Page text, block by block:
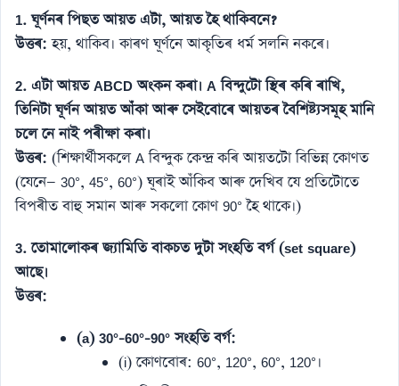
1. ঘূৰ্ণনৰ পিছত আয়ত এটা, আয়ত হৈ থাকিবনে?
উত্তৰ: হয়, থাকিব। কাৰণ ঘূৰ্ণনে আকৃতিৰ ধৰ্ম সলনি নকৰে।
2. এটা আয়ত ABCD অংকন কৰা। A বিন্দুটো স্থিৰ কৰি ৰাখি,
তিনিটা ঘূৰ্ণন আয়ত আঁকা আৰু সেইবোৰে আয়তৰ বৈশিষ্ট্যসমূহ মানি
চলে নে নাই পৰীক্ষা কৰা।
উত্তৰ: (শিক্ষাৰ্থীসকলে A বিন্দুক কেন্দ্ৰ কৰি আয়তটো বিভিন্ন কোণত
(যেনে— 30°, 45°, 60°) ঘূৰাই আঁকিব আৰু দেখিব যে প্ৰতিটোতে
বিপৰীত বাহু সমান আৰু সকলো কোণ 90° হৈ থাকে।)
3. তোমালোকৰ জ্যামিতি বাকচত দুটা সংহতি বৰ্গ (set square)
আছে।
উত্তৰ:
(a) 30°-60°-90° সংহতি বৰ্গ:
(i) কোণবোৰ: 60°, 120°, 60°, 120°।